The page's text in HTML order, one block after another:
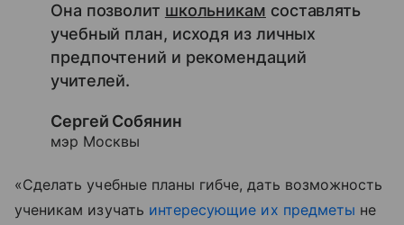
Она позволит школьникам составлять
учебный план, исходя из личных
предпочтений и рекомендаций
учителей.
Сергей Собянин
мэр Москвы
«Сделать учебные планы гибче, дать возможность
ученикам изучать интересующие их предметы не